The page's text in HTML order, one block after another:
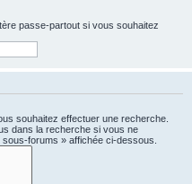
passe-partout si vous souhaitez
souhaitez effectuer une recherche.
dans la recherche si vous ne
forums » affichée ci-dessous.